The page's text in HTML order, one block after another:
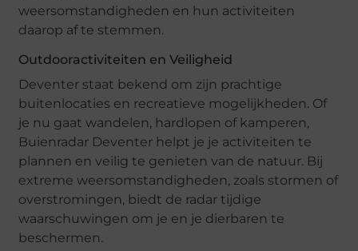
weersomstandigheden en hun activiteiten
daarop af te stemmen.
Outdooractiviteiten en Veiligheid
Deventer staat bekend om zijn prachtige
buitenlocaties en recreatieve mogelijkheden. Of
je nu gaat wandelen, hardlopen of kamperen,
Buienradar Deventer helpt je je activiteiten te
plannen en veilig te genieten van de natuur. Bij
extreme weersomstandigheden, zoals stormen of
overstromingen, biedt de radar tijdige
waarschuwingen om je en je dierbaren te
beschermen.